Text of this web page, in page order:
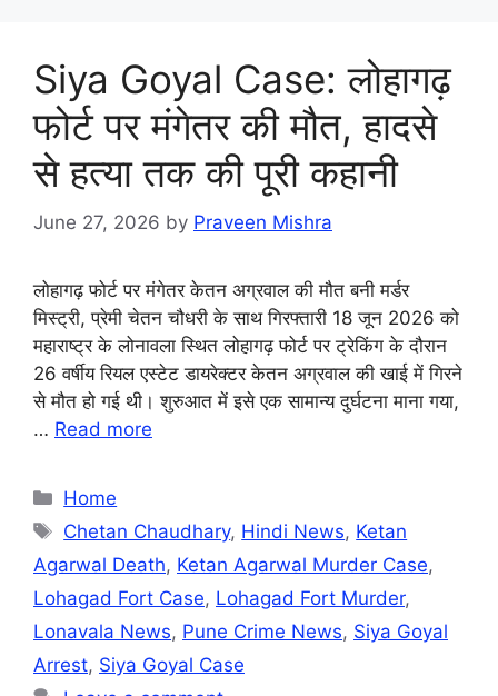
Siya Goyal Case: लोहागढ़
फोर्ट पर मंगेतर की मौत, हादसे
से हत्या तक की पूरी कहानी
June 27, 2026 by Praveen Mishra
लोहागढ़ फोर्ट पर मंगेतर केतन अग्रवाल की मौत बनी मर्डर
मिस्ट्री, प्रेमी चेतन चौधरी के साथ गिरफ्तारी 18 जून 2026 को
महाराष्ट्र के लोनावला स्थित लोहागढ़ फोर्ट पर ट्रेकिंग के दौरान
26 वर्षीय रियल एस्टेट डायरेक्टर केतन अग्रवाल की खाई में गिरने
से मौत हो गई थी। शुरुआत में इसे एक सामान्य दुर्घटना माना गया,
… Read more
Categories
Home
Tags
Chetan Chaudhary, Hindi News, Ketan
Agarwal Death, Ketan Agarwal Murder Case,
Lohagad Fort Case, Lohagad Fort Murder,
Lonavala News, Pune Crime News, Siya Goyal
Arrest, Siya Goyal Case